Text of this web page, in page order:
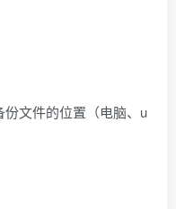
份文件的位置（电脑、u